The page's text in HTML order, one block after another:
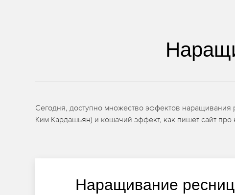
Сегодня, доступно множество эффектов
Ким Кардашьян) и кошачий эффект, как пишет сайт про
Наращивание